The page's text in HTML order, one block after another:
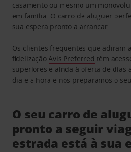
casamento ou mesmo um
em família. O carro de aluguer
sua espera pronto a arrancar.
Os clientes frequentes que adiram
fidelizaçãoAvis Preferred têm
superiores e ainda à oferta de dias
dia e a hora e nós preparamos o
O seu carro de
pronto a seguir
estrada está à sua